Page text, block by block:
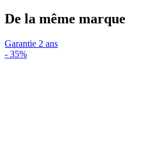
De la même marque
Garantie 2 ans
- 35%